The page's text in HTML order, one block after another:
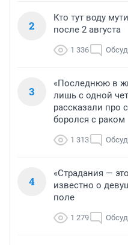
2
Кто тут воду
после 2 августа
1 336
3
«Последнюю в
лишь с одной
рассказали про
боролся с раком
1 313
4
«Страдания —
известно о
поле
1 279